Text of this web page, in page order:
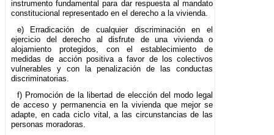
instrumento fundamental para dar respuesta al mandato
constitucional representado en el derecho a la vivienda.
e) Erradicación de cualquier discriminación en el
ejercicio del derecho al disfrute de una vivienda o
alojamiento protegidos, con el establecimiento de
medidas de acción positiva a favor de los colectivos
vulnerables y con la penalización de las conductas
discriminatorias.
f) Promoción de la libertad de elección del modo legal
de acceso y permanencia en la vivienda que mejor se
adapte, en cada ciclo vital, a las circunstancias de las
personas moradoras.